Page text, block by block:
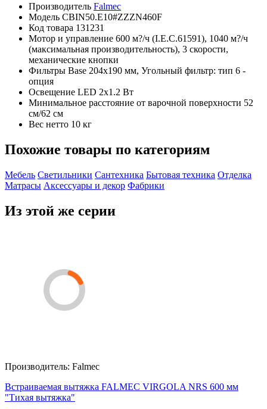
Производитель Falmec
Модель CBIN50.E10#ZZZN460F
Код товара 131231
Мотор и управление 600 м?/ч (I.E.C.61591), 1040 м?/ч
(максимальная производительность), 3 скорости,
механические кнопки
Фильтры Base 204x190 мм, Угольный фильтр: тип 6 -
опция
Освещение LED 2x1.2 Вт
Минимальное расстояние от варочной поверхности 52
см/62 см
Вес нетто 10 кг
Похожие товары по категориям
Мебель Светильники Сантехника Бытовая техника Отделка
Матрасы Аксессуары и декор Фабрики
Из этой же серии
Производитель: Falmec
Встраиваемая вытяжка FALMEC VIRGOLA NRS 600 мм
"Тихая вытяжка"